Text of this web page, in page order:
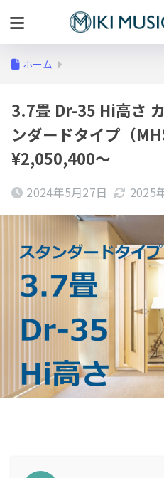
ホーム
3.7畳 Dr-35 Hi高さ
ンダードタイプ（
¥2,050,400～
2024年5月27日 2025